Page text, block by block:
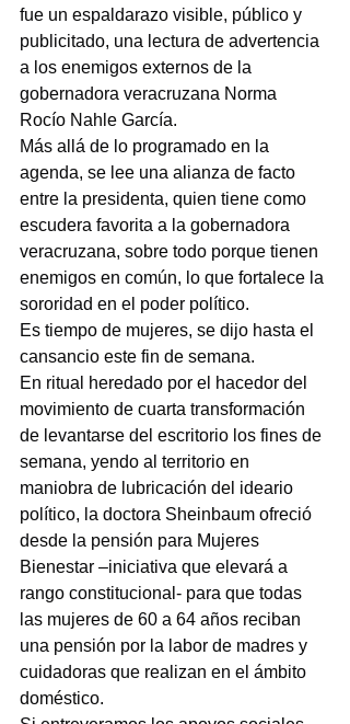
fue un espaldarazo visible, público y
publicitado, una lectura de advertencia
a los enemigos externos de la
gobernadora veracruzana Norma
Rocío Nahle García.
Más allá de lo programado en la
agenda, se lee una alianza de facto
entre la presidenta, quien tiene como
escudera favorita a la gobernadora
veracruzana, sobre todo porque tienen
enemigos en común, lo que fortalece la
sororidad en el poder político.
Es tiempo de mujeres, se dijo hasta el
cansancio este fin de semana.
En ritual heredado por el hacedor del
movimiento de cuarta transformación
de levantarse del escritorio los fines de
semana, yendo al territorio en
maniobra de lubricación del ideario
político, la doctora Sheinbaum ofreció
desde la pensión para Mujeres
Bienestar –iniciativa que elevará a
rango constitucional- para que todas
las mujeres de 60 a 64 años reciban
una pensión por la labor de madres y
cuidadoras que realizan en el ámbito
doméstico.